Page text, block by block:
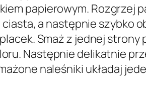
papierowym. Rozgrzej
a następnie szybko
Smaż z jednej
Następnie delikatnie
naleśniki układaj